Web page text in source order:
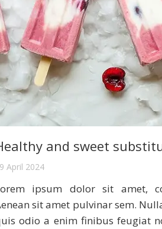
and sweet
April 2024
ipsum dolor sit amet,
sit amet pulvinar sem.
odio a enim finibus feugiat